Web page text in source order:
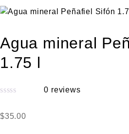
Agua mineral
1.75 l
a
0 reviews
$35.00